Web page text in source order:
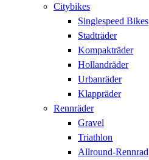
Citybikes
Singlespeed Bikes
Stadträder
Kompakträder
Hollandräder
Urbanräder
Klappräder
Rennräder
Gravel
Triathlon
Allround-Rennrad